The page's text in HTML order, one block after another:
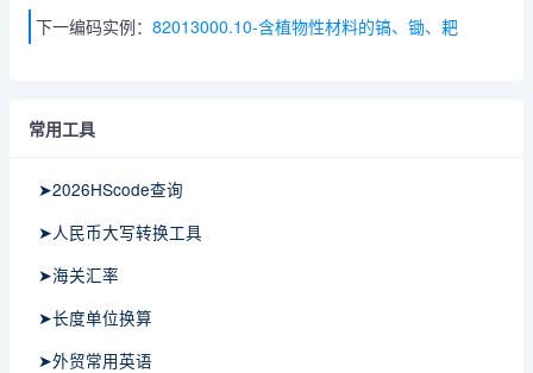
下一编码实例： 82013000.10-含植物性材料的镐、锄、耙
常用工具
➤2026HScode查询
➤人民币大写转换工具
➤海关汇率
➤长度单位换算
➤外贸常用英语